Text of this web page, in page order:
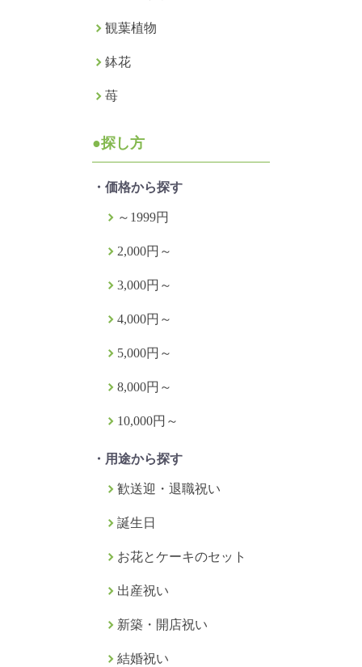
観葉植物
鉢花
苺
●探し方
・価格から探す
～1999円
2,000円～
3,000円～
4,000円～
5,000円～
8,000円～
10,000円～
・用途から探す
歓送迎・退職祝い
誕生日
お花とケーキのセット
出産祝い
新築・開店祝い
結婚祝い